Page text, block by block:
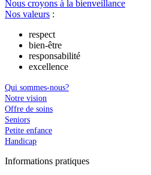
Nous croyons à la bienveillance
Nos valeurs :
respect
bien-être
responsabilité
excellence
Qui sommes-nous?
Notre vision
Offre de soins
Seniors
Petite enfance
Handicap
Informations pratiques